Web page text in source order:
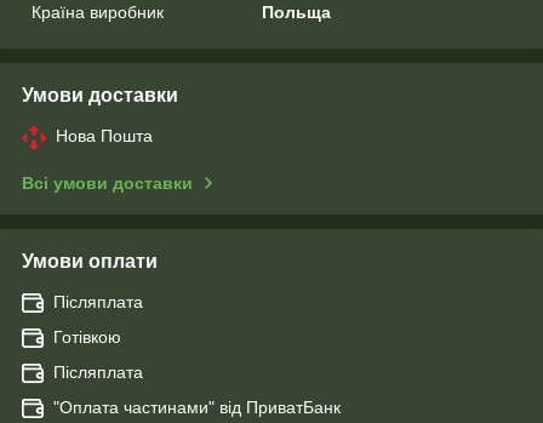
Країна виробник
Польща
Умови доставки
Нова Пошта
Всі умови доставки
Умови оплати
Післяплата
Готівкою
Післяплата
"Оплата чаcтинами" від ПриватБанк